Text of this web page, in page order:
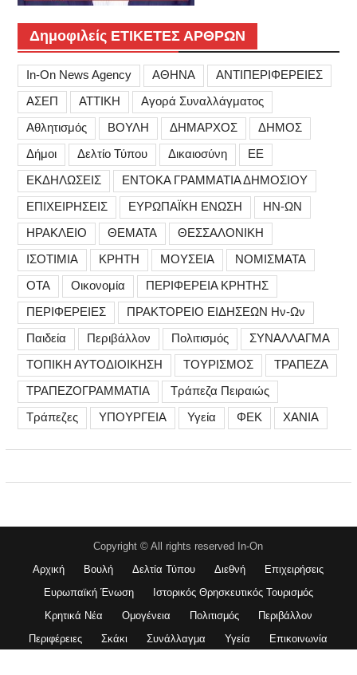
Δημοφιλείς ΕΤΙΚΕΤΕΣ ΑΡΘΡΩΝ
In-On News Agency ΑΘΗΝΑ
ΑΝΤΙΠΕΡΙΦΕΡΕΙΕΣ
ΑΣΕΠ
ΑΤΤΙΚΗ
Αγορά Συναλλάγματος
Αθλητισμός
ΒΟΥΛΗ ΔΗΜΑΡΧΟΣ
ΔΗΜΟΣ
Δήμοι
Δελτίο Τύπου Δικαιοσύνη
ΕΕ
ΕΚΔΗΛΩΣΕΙΣ
ΕΝΤΟΚΑ ΓΡΑΜΜΑΤΙΑ ΔΗΜΟΣΙΟΥ
ΕΠΙΧΕΙΡΗΣΕΙΣ
ΕΥΡΩΠΑΪΚΗ ΕΝΩΣΗ
ΗΝ-ΩΝ
ΗΡΑΚΛΕΙΟ
ΘΕΜΑΤΑ
ΘΕΣΣΑΛΟΝΙΚΗ
ΙΣΟΤΙΜΙΑ
ΚΡΗΤΗ ΜΟΥΣΕΙΑ
ΝΟΜΙΣΜΑΤΑ
ΟΤΑ
Οικονομία
ΠΕΡΙΦΕΡΕΙΑ ΚΡΗΤΗΣ
ΠΕΡΙΦΕΡΕΙΕΣ
ΠΡΑΚΤΟΡΕΙΟ ΕΙΔΗΣΕΩΝ Ην-Ων
Παιδεία
Περιβάλλον Πολιτισμός
ΣΥΝΑΛΛΑΓΜΑ
ΤΟΠΙΚΗ ΑΥΤΟΔΙΟΙΚΗΣΗ
ΤΟΥΡΙΣΜΟΣ
ΤΡΑΠΕΖΑ
ΤΡΑΠΕΖΟΓΡΑΜΜΑΤΙΑ
Τράπεζα Πειραιώς
Τράπεζες
ΥΠΟΥΡΓΕΙΑ Υγεία ΦΕΚ ΧΑΝΙΑ
Copyright © All rights reserved In-On
Αρχική
Βουλή Δελτία Τύπου Διεθνή
Επιχειρήσεις
Ευρωπαϊκή Ένωση
Ιστορικός Θρησκευτικός Τουρισμός
Κρητικά Νέα
Ομογένεια Πολιτισμός
Περιβάλλον
Περιφέρειες
Σκάκι Συνάλλαγμα Υγεία Επικοινωνία